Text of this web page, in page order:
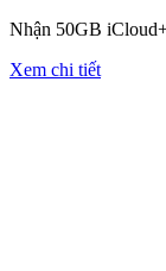
Nhận 50GB
Xem chi tiết